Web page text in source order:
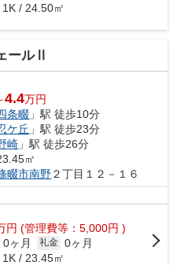
1K / 24.50㎡
ールⅡ
4.4万円
条畷 」駅 徒歩10分
ケ丘 」駅 徒歩23分
崎 」駅 徒歩26分
㎡
畷市南野２丁目１２－１６
円 (管理費等：5,000円 )
0ヶ月 礼金 0ヶ月
1K / 23.45㎡